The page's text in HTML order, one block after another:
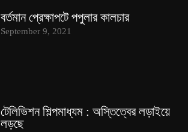
বর্তমান প্রেক্ষাপটে পপুলার কালচার
September 9, 2021
টেলিভিশন শিল্পমাধ্যম : অস্তিত্বের লড়াইয়ে
লড়ছে